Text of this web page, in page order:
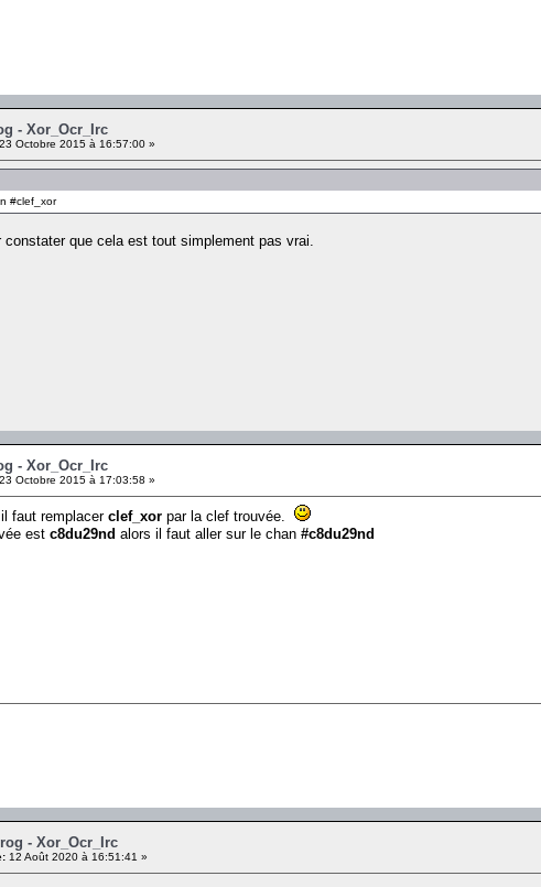
- Xor_Ocr_Irc
23 Octobre 2015 à 16:57:00 »
#clef_xor
constater que cela est tout simplement pas vrai.
- Xor_Ocr_Irc
23 Octobre 2015 à 17:03:58 »
faut remplacerclef_xor par la clef trouvée.
est c8du29nd alors il faut aller sur le chan #c8du29nd
- Xor_Ocr_Irc
12 Août 2020 à 16:51:41 »